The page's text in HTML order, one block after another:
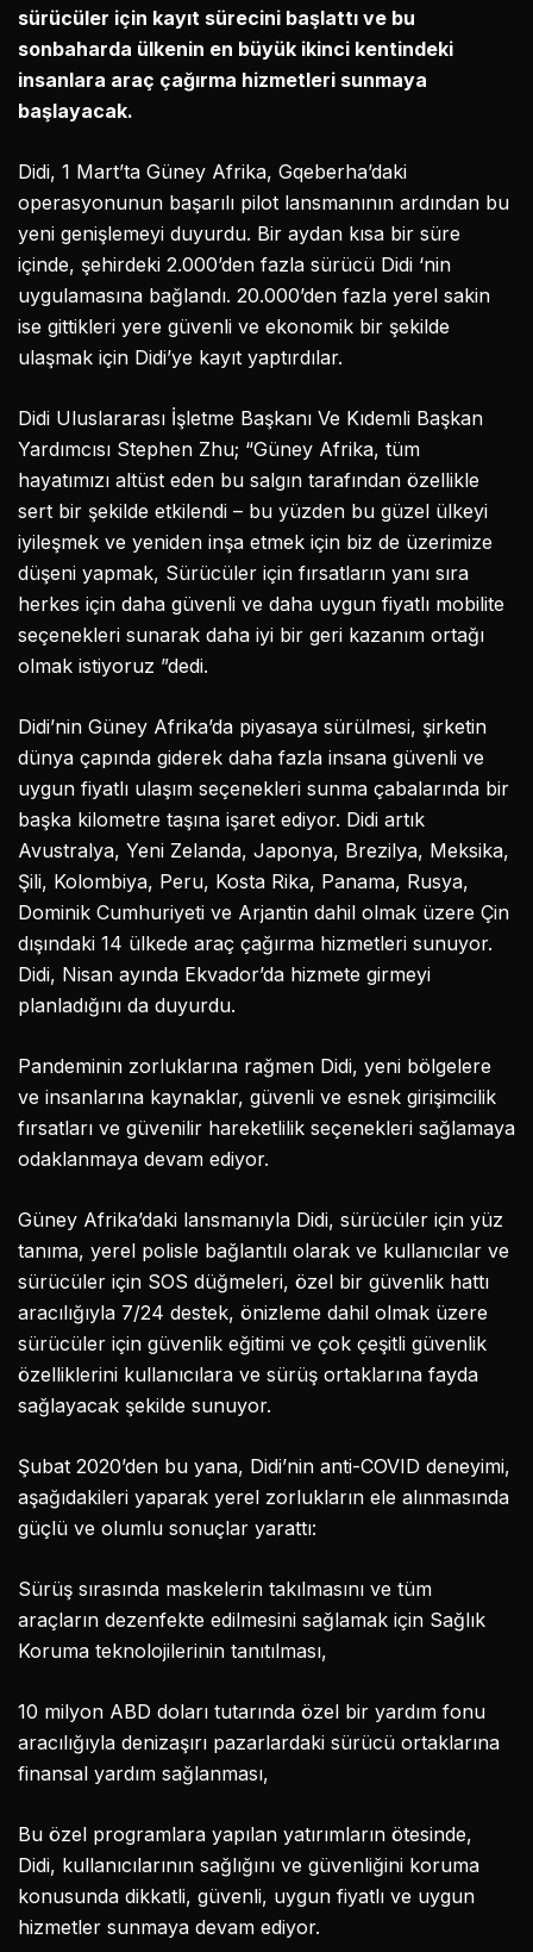
sürücüler için kayıt sürecini başlattı ve bu
sonbaharda ülkenin en büyük ikinci kentindeki
insanlara araç çağırma hizmetleri sunmaya
başlayacak.
Didi, 1 Mart’ta Güney Afrika, Gqeberha’daki
operasyonunun başarılı pilot lansmanının ardından bu
yeni genişlemeyi duyurdu. Bir aydan kısa bir süre
içinde, şehirdeki 2.000’den fazla sürücü Didi ‘nin
uygulamasına bağlandı. 20.000’den fazla yerel sakin
ise gittikleri yere güvenli ve ekonomik bir şekilde
ulaşmak için Didi’ye kayıt yaptırdılar.
Didi Uluslararası İşletme Başkanı Ve Kıdemli Başkan
Yardımcısı Stephen Zhu; “Güney Afrika, tüm
hayatımızı altüst eden bu salgın tarafından özellikle
sert bir şekilde etkilendi – bu yüzden bu güzel ülkeyi
iyileşmek ve yeniden inşa etmek için biz de üzerimize
düşeni yapmak, Sürücüler için fırsatların yanı sıra
herkes için daha güvenli ve daha uygun fiyatlı mobilite
seçenekleri sunarak daha iyi bir geri kazanım ortağı
olmak istiyoruz ”dedi.
Didi’nin Güney Afrika’da piyasaya sürülmesi, şirketin
dünya çapında giderek daha fazla insana güvenli ve
uygun fiyatlı ulaşım seçenekleri sunma çabalarında bir
başka kilometre taşına işaret ediyor. Didi artık
Avustralya, Yeni Zelanda, Japonya, Brezilya, Meksika,
Şili, Kolombiya, Peru, Kosta Rika, Panama, Rusya,
Dominik Cumhuriyeti ve Arjantin dahil olmak üzere Çin
dışındaki 14 ülkede araç çağırma hizmetleri sunuyor.
Didi, Nisan ayında Ekvador’da hizmete girmeyi
planladığını da duyurdu.
Pandeminin zorluklarına rağmen Didi, yeni bölgelere
ve insanlarına kaynaklar, güvenli ve esnek girişimcilik
fırsatları ve güvenilir hareketlilik seçenekleri sağlamaya
odaklanmaya devam ediyor.
Güney Afrika’daki lansmanıyla Didi, sürücüler için yüz
tanıma, yerel polisle bağlantılı olarak ve kullanıcılar ve
sürücüler için SOS düğmeleri, özel bir güvenlik hattı
aracılığıyla 7/24 destek, önizleme dahil olmak üzere
sürücüler için güvenlik eğitimi ve çok çeşitli güvenlik
özelliklerini kullanıcılara ve sürüş ortaklarına fayda
sağlayacak şekilde sunuyor.
Şubat 2020’den bu yana, Didi’nin anti-COVID deneyimi,
aşağıdakileri yaparak yerel zorlukların ele alınmasında
güçlü ve olumlu sonuçlar yarattı:
Sürüş sırasında maskelerin takılmasını ve tüm
araçların dezenfekte edilmesini sağlamak için Sağlık
Koruma teknolojilerinin tanıtılması,
10 milyon ABD doları tutarında özel bir yardım fonu
aracılığıyla denizaşırı pazarlardaki sürücü ortaklarına
finansal yardım sağlanması,
Bu özel programlara yapılan yatırımların ötesinde,
Didi, kullanıcılarının sağlığını ve güvenliğini koruma
konusunda dikkatli, güvenli, uygun fiyatlı ve uygun
hizmetler sunmaya devam ediyor.